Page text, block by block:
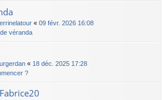
« 09 févr. 2026 16:08
véranda
« 18 déc. 2025 17:28
?